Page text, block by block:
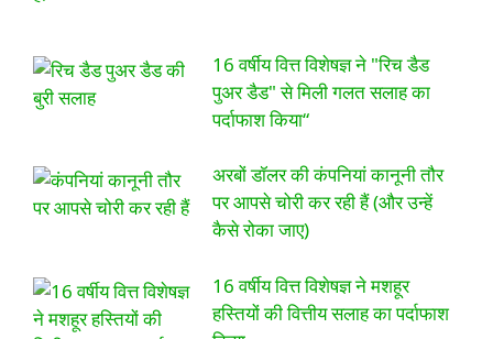
16 वर्षीय वित्त विशेषज्ञ ने "रिच डैड
पुअर डैड" से मिली गलत सलाह का
पर्दाफाश किया“
अरबों डॉलर की कंपनियां कानूनी तौर
पर आपसे चोरी कर रही हैं (और उन्हें
कैसे रोका जाए)
16 वर्षीय वित्त विशेषज्ञ ने मशहूर
हस्तियों की वित्तीय सलाह का पर्दाफाश